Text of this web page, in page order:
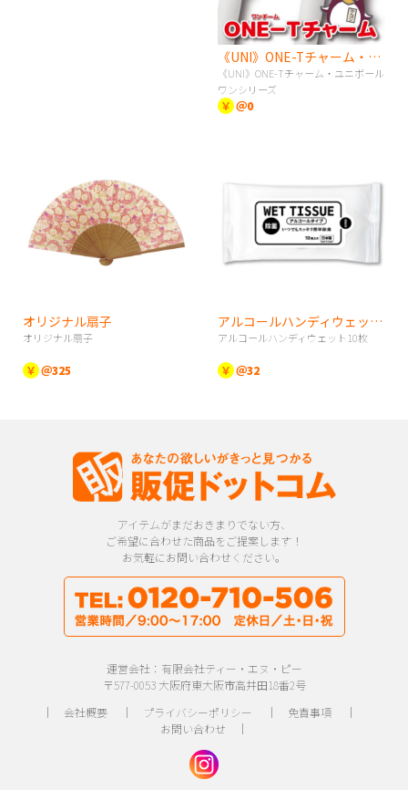
《UNI》ONE-Tチャーム・ユニボールワンシリーズ
《UNI》ONE-Tチャーム・ユニボール
ワンシリーズ
￥ ＠0
オリジナル扇子
オリジナル扇子
￥ ＠325
アルコールハンディウェット10枚
アルコールハンディウェット10枚
￥ ＠32
アイテムがまだおきまりでない方、
ご希望に合わせた商品をご提案します！
お気軽にお問い合わせください。
運営会社：有限会社ティー・エヌ・ピー
〒577-0053 大阪府東大阪市高井田18番2号
｜ 会社概要｜ プライバシーポリシー ｜ 免責事項｜
お問い合わせ ｜